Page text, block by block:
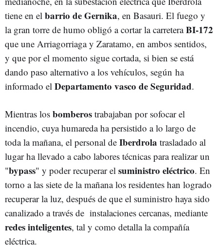
tiene en el barrio de Gernika, en Basauri. El fuego y
la gran torre de humo obligó a cortar la carreteraBI-172
que une Arriagorriaga y Zaratamo, en ambos sentidos,
y que por el momento sigue cortada, si bien se está
dando paso alternativo a los vehículos, según ha
informado el Departamento vasco de Seguridad.
Mientras los bomberos trabajaban por sofocar el
incendio, cuya humareda ha persistido a lo largo de
toda la mañana, el personal de Iberdrola trasladado al
lugar ha llevado a cabo labores técnicas para realizar un
"bypass" y poder recuperar el suministro eléctrico. En
torno a las siete de la mañana los residentes han logrado
recuperar la luz, después de que el suministro haya sido
canalizado a través de instalaciones cercanas, mediante
redes inteligentes, tal y como detalla la compañía
eléctrica.